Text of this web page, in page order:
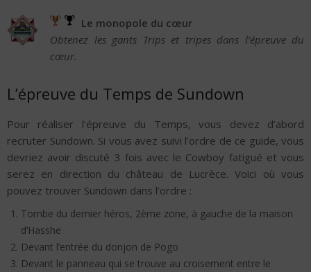
Le monopole du cœur
Obtenez les gants Trips et tripes dans l’épreuve du
cœur.
L’épreuve du Temps de Sundown
Pour réaliser l’épreuve du Temps, vous devez d’abord
recruter Sundown. Si vous avez suivi l’ordre de ce guide, vous
devriez avoir discuté 3 fois avec le Cowboy fatigué et vous
serez en direction du château de Lucrèce. Voici où vous
pouvez trouver Sundown dans l’ordre :
Tombe du dernier héros, 2ème zone, à gauche de la maison
d’Hasshe
Devant l’entrée du donjon de Pogo
Devant le panneau qui se trouve au croisement entre le